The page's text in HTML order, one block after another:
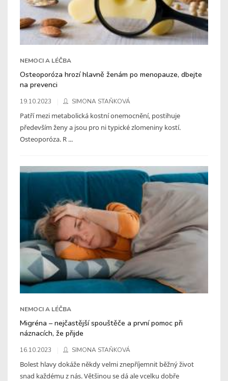
NEMOCI A LÉČBA
Osteoporóza hrozí hlavně ženám po menopauze, dbejte
na prevenci
19.10.2023 SIMONA STAŇKOVÁ
Patří mezi metabolická kostní onemocnění, postihuje
především ženy a jsou pro ni typické zlomeniny kostí.
Osteoporóza. R ...
NEMOCI A LÉČBA
Migréna – nejčastější spouštěče a první pomoc při
náznacích, že přijde
16.10.2023 SIMONA STAŇKOVÁ
Bolest hlavy dokáže někdy velmi znepříjemnit běžný život
snad každému z nás. Většinou se dá ale vcelku dobře